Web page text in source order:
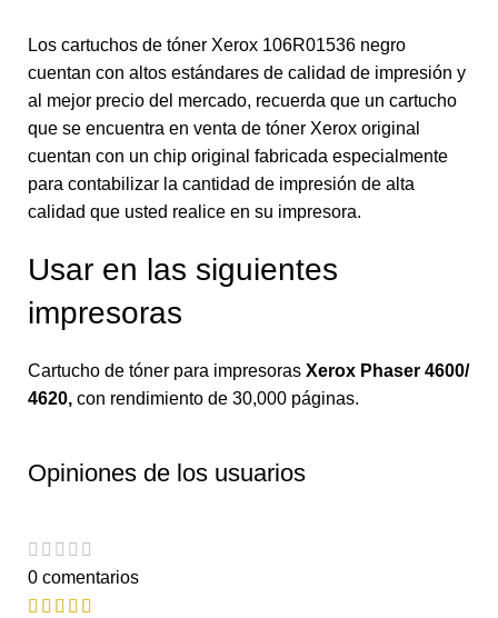
Los cartuchos de tóner Xerox 106R01536 negro
cuentan con altos estándares de calidad de impresión y
al mejor precio del mercado, recuerda que un cartucho
que se encuentra en venta de tóner Xerox original
cuentan con un chip original fabricada especialmente
para contabilizar la cantidad de impresión de alta
calidad que usted realice en su impresora.
Usar en las siguientes
impresoras
Cartucho de tóner para impresoras Xerox Phaser 4600/
4620, con rendimiento de 30,000 páginas.
Opiniones de los usuarios
0 comentarios